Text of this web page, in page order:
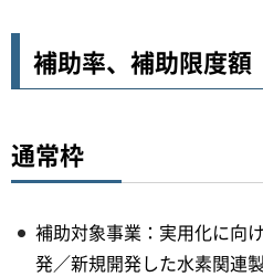
補助率、補助限度額
通常枠
補助対象事業：実用化に向
発／新規開発した水素関連